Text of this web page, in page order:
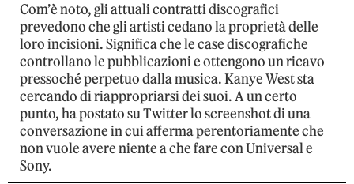
Com’è noto, gli attuali contratti discografici
prevedono che gli artisti cedano la proprietà delle
loro incisioni. Significa che le case discografiche
controllano le pubblicazioni e ottengono un ricavo
pressoché perpetuo dalla musica. Kanye West sta
cercando di riappropriarsi dei suoi. A un certo
punto, ha postato su Twitter lo screenshot di una
conversazione in cui afferma perentoriamente che
non vuole avere niente a che fare con Universal e
Sony.